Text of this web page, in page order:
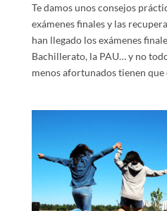
Te damos unos consejos
exámenes finales y las
han llegado los exámenes
Bachillerato, la PAU… y no
menos afortunados tienen que